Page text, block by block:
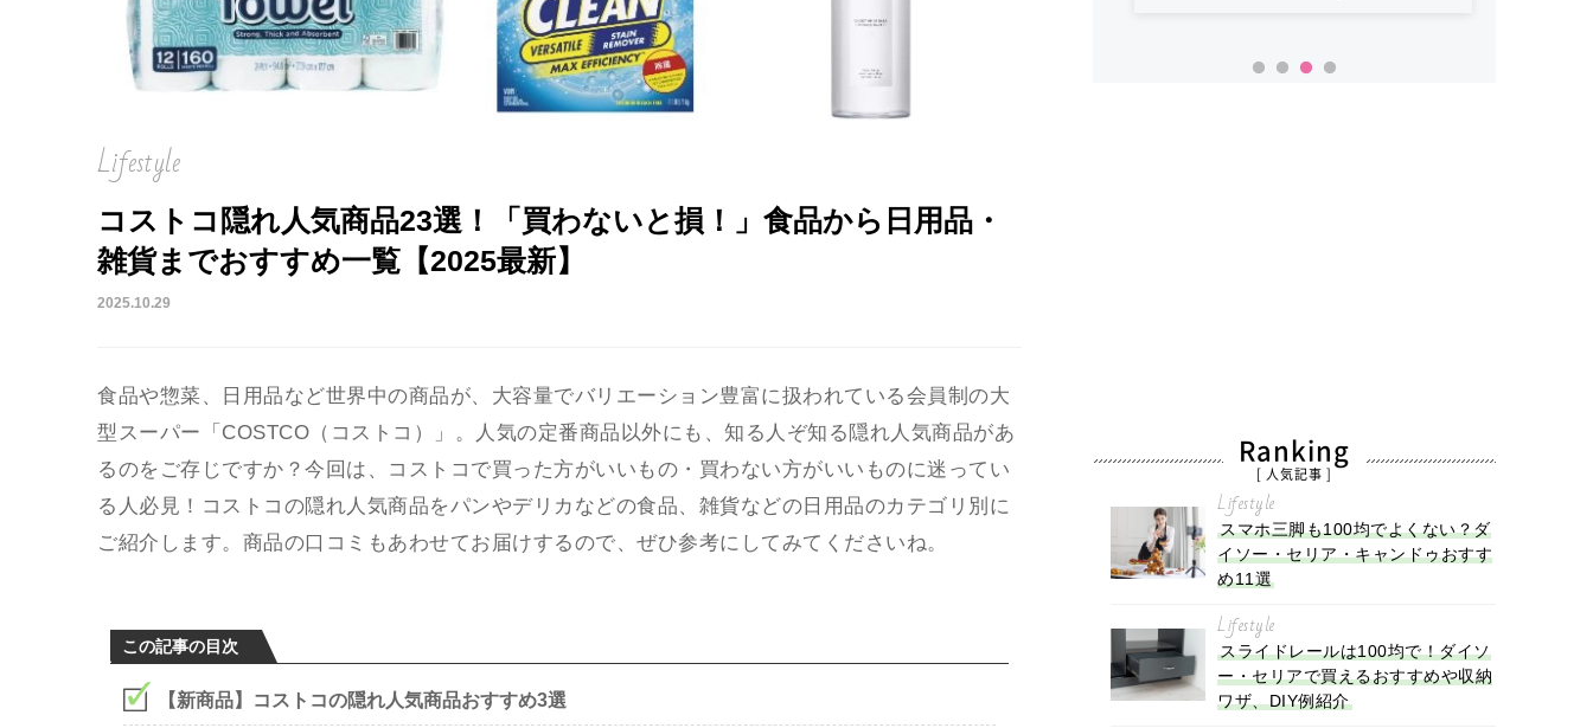
Lifestyle
コストコ隠れ人気商品23選！「買わないと損！」食品から日用品・
雑貨までおすすめ一覧【2025最新】
2025.10.29
食品や惣菜、日用品など世界中の商品が、大容量でバリエーション豊富に扱われている会員制の大
型スーパー「COSTCO（コストコ）」。人気の定番商品以外にも、知る人ぞ知る隠れ人気商品があ
るのをご存じですか？今回は、コストコで買った方がいいもの・買わない方がいいものに迷ってい
る人必見！コストコの隠れ人気商品をパンやデリカなどの食品、雑貨などの日用品のカテゴリ別に
ご紹介します。商品の口コミもあわせてお届けするので、ぜひ参考にしてみてくださいね。
この記事の目次
【新商品】コストコの隠れ人気商品おすすめ3選
Ranking
[ 人気記事 ]
Lifestyle
スマホ三脚も100均でよくない？ダ
イソー・セリア・キャンドゥおすす
め11選
Lifestyle
スライドレールは100均で！ダイソ
ー・セリアで買えるおすすめや収納
ワザ、DIY例紹介